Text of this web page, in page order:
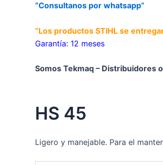
“Consultanos por whatsapp”
“Los productos STIHL se
Garantía: 12 meses
Somos Tekmaq – Distribuidores
HS 45
Ligero y manejable. Para el